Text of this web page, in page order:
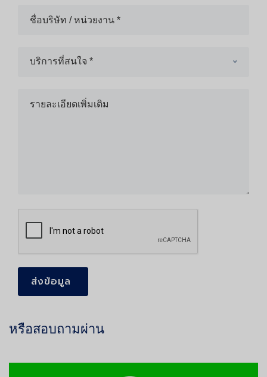
บริการที่สนใจ *
ส่งข้อมูล
หรือสอบถามผ่าน